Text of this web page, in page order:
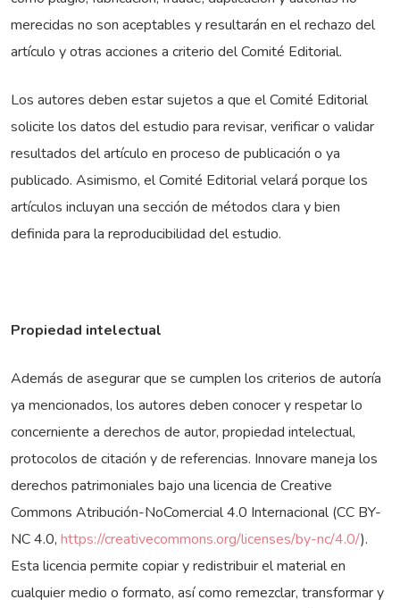
merecidas no son aceptables y resultarán en el rechazo del
artículo y otras acciones a criterio del Comité Editorial.
Los autores deben estar sujetos a que el Comité Editorial
solicite los datos del estudio para revisar, verificar o validar
resultados del artículo en proceso de publicación o ya
publicado. Asimismo, el Comité Editorial velará porque los
artículos incluyan una sección de métodos clara y bien
definida para la reproducibilidad del estudio.
Propiedad intelectual
Además de asegurar que se cumplen los criterios de autoría
ya mencionados, los autores deben conocer y respetar lo
concerniente a derechos de autor, propiedad intelectual,
protocolos de citación y de referencias. Innovare maneja los
derechos patrimoniales bajo una licencia de Creative
Commons Atribución-NoComercial 4.0 Internacional (CC BY-
NC 4.0, https://creativecommons.org/licenses/by-nc/4.0/).
Esta licencia permite copiar y redistribuir el material en
cualquier medio o formato, así como remezclar, transformar y